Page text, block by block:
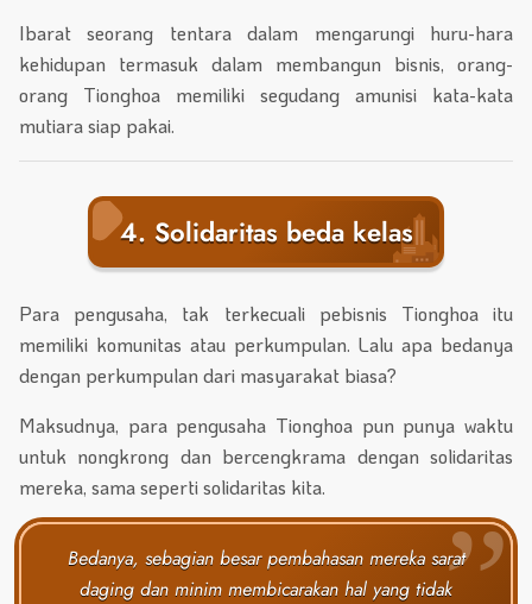
Ibarat seorang tentara dalam mengarungi huru-hara
kehidupan termasuk dalam membangun bisnis, orang-
orang Tionghoa memiliki segudang amunisi kata-kata
mutiara siap pakai.
4. Solidaritas beda kelas
Para pengusaha, tak terkecuali pebisnis Tionghoa itu
memiliki komunitas atau perkumpulan. Lalu apa bedanya
dengan perkumpulan dari masyarakat biasa?
Maksudnya, para pengusaha Tionghoa pun punya waktu
untuk nongkrong dan bercengkrama dengan solidaritas
mereka, sama seperti solidaritas kita.
Bedanya, sebagian besar pembahasan mereka sarat
daging dan minim membicarakan hal yang tidak